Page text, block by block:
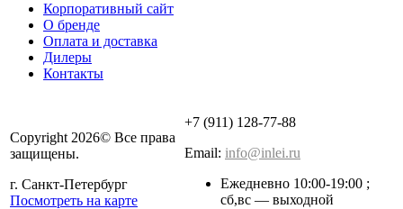
Корпоративный сайт
О бренде
Оплата и доставка
Дилеры
Контакты
Copyright 2026© Все права
защищены.
г. Санкт-Петербург
Посмотреть на карте
+7 (911) 128-77-88
Email: info@inlei.ru
Ежедневно 10:00-19:00 ;
cб,вс — выходной